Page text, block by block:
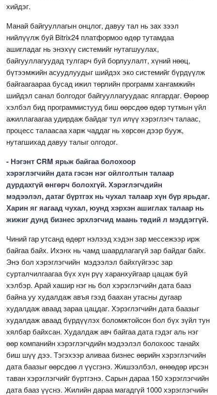
хийдэг.
Манай байгууллагын онцлог, давуу тал нь зах зээл
нийлүүлж буй Bitrix24 платформоо өдөр тутамдаа
ашигладаг нь энэхүү системийг нутагшуулах,
байгууллагуудад тулгарч буй борлуулалт, хүний нөөц,
бүтээмжийн асуудлуудыг шийдэх эко системийг бүрдүүлж
байгаагаараа бусад ижил төрлийн программ хангамжийн
шийдэл санал болгодог байгууллагуудаас ялгардаг. Өөрөөр
хэлбэл бид программистууд биш өөрсдөө өдөр тутмын үйл
ажиллагаагаа удирдаж байдаг тул илүү хэрэглэгч талаас,
процесс талаасаа харж чаддаг нь хөрсөн дээр бууж,
нутагшихад давуу талыг олгодог.
- Нэгэнт CRM ярьж байгаа болохоор
хэрэглэгчийн дата гэсэн нэг ойлголтын талаар
дурдахгүй өнгөрч болохгүй. Хэрэглэгчдийн
мэдээлэл, датаг бүртгэх нь чухал талаар хүн бүр ярьдаг.
Харин яг яагаад чухал, юунд хэрхэн ашиглах талаар нь
жижиг дунд бизнес эрхлэгчид маань төдий л мэддэггүй.
Чиний гар утсанд өдөрт нэлээд хэдэн зар мессежээр ирж
байгаа байх. Ихэнх нь чамд шаардлагагүй зар байдаг байх.
Энэ бол хэрэглэгчийн мэдээлэл байхгүйгээс зар
сурталчилгаагаа бүх хүн рүү харанхуйгаар цацаж буй
хэлбэр. Арай хашир нэг нь бол хэрэглэгчийн дата бааз
байна уу худалдаж авъя гээд баахан утасны дугаар
худалдаж аваад зараа цацдаг. Хэрэглэгчийн дата баазыг
худалдаж аваад бүрдүүлэх боломжтойсон бол бүх зүйл тун
хялбар байхсан. Худалдаж авч байгаа дата гэдэг аль нэг
өөр компанийн хэрэглэгчдийн мэдээлэл болохоос танайх
биш шүү дээ. Тэгэхээр аливаа бизнес өөрийн хэрэглэгчийн
дата баазыг өөрсдөө л үүсгэнэ. Жишээлбэл, өнөөдөр ирсэн
таван хэрэглэгчийг бүртгэнэ. Сарын дараа 150 хэрэглэгчийн
дата бааз үүснэ. Жилийн дараа магадгүй 1000 хэрэглэгчийн